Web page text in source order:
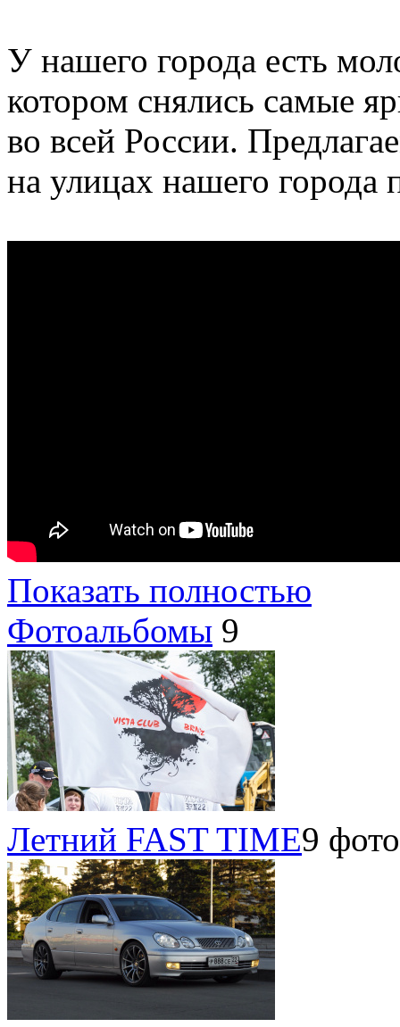
У нашего города есть
котором снялись самые
во всей России.
на улицах нашего города
Показать полностью
Фотоальбомы 9
Летний FAST TIME9 фото